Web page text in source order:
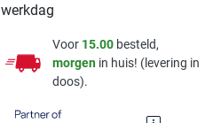
werkdag
Voor 15.00besteld,
morgenin huis! (levering in
doos).